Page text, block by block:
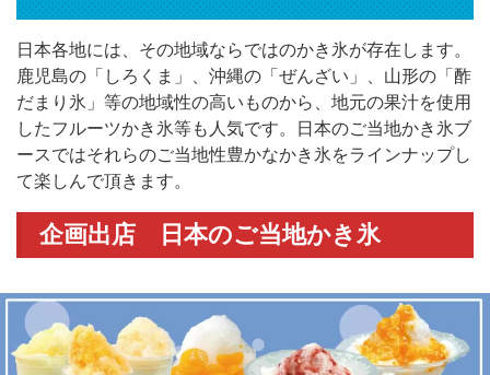
日本各地には、その地域ならではのかき氷が存在します。
鹿児島の「しろくま」、沖縄の「ぜんざい」、山形の「酢
だまり氷」等の地域性の高いものから、地元の果汁を使用
したフルーツかき氷等も人気です。日本のご当地かき氷ブ
ースではそれらのご当地性豊かなかき氷をラインナップし
て楽しんで頂きます。
企画出店 日本のご当地かき氷